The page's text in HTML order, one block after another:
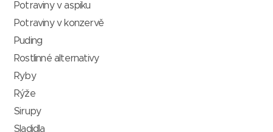
Potraviny v aspiku
Potraviny v konzervě
Puding
Rostlinné alternativy
Ryby
Rýže
Sirupy
Sladidla